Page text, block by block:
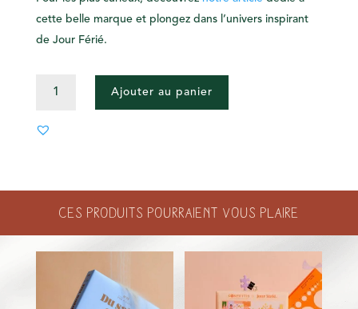
cette belle marque et plongez dans l’univers inspirant
de Jour Férié.
NATURE
Ajouter au panier
Ces produits pourraient vous plaire